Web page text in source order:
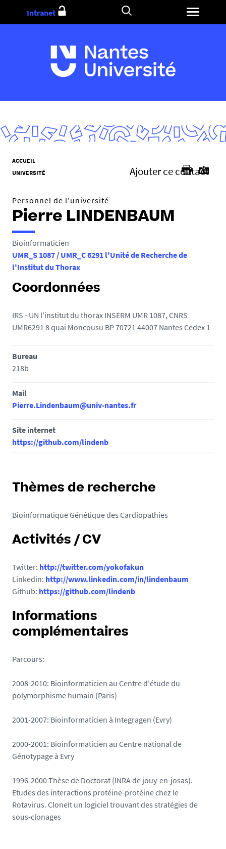
Aller
Intranet
V
o
s
ê
t
e
s
i
c
ACCUEIL
UNIVERSITÉ
Ajouter ce contact
Personnel de l'université
Pierre LINDENBAUM
Bioinformaticien
UMR_S 1087 / UMR_C 6291 l'Unité de Recherche de
l'Institut du Thorax
Coordonnées
IRS - UN l'institut du thorax INSERM UMR 1087, CNRS
UMR6291 8 quai Moncousu BP 70721 44007 Nantes Cedex 1
Bureau
218b
Mail
Pierre.Lindenbaum@univ-nantes.fr
Site internet
https://github.com/lindenb
Thèmes de recherche
Bioinformatique Génétique des Cardiopathies
Activités / CV
Twitter: http://twitter.com/yokofakun
Linkedin: http://www.linkedin.com/in/lindenbaum
Github: https://github.com/lindenb
Informations
complémentaires
Parcours:
2008-2010: Bioinformaticien au Centre d'étude du
polymorphisme humain (Paris)
2001-2007: Bioinformaticien à Integragen (Evry)
2000-2001: Bioinformaticien au Centre national de
Génotypage à Evry
1996-2000 Thèse de Doctorat (INRA de jouy-en-josas).
Etudes des interactions protéine-protéine chez le
Rotavirus. CloneIt un logiciel trouvant des stratégies de
sous-clonages